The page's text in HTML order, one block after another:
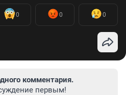
0 0 0
комментария.
первым!